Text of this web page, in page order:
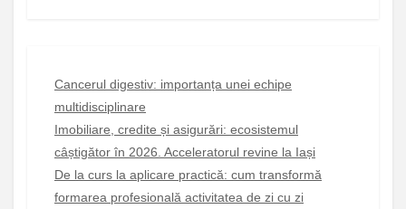
Cancerul digestiv: importanța unei echipe
multidisciplinare
Imobiliare, credite și asigurări: ecosistemul
câștigător în 2026. Acceleratorul revine la Iași
De la curs la aplicare practică: cum transformă
formarea profesională activitatea de zi cu zi